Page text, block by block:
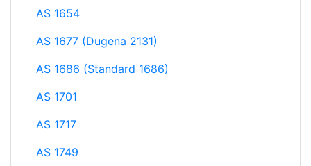
AS 1654
AS 1677 (Dugena 2131)
AS 1686 (Standard 1686)
AS 1701
AS 1717
AS 1749